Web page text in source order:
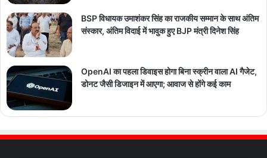
BSP विधायक उमाशंकर सिंह का राजकीय सम्मान के साथ अंतिम
संस्कार, अंतिम विदाई में भावुक हुए BJP मंत्री दिनेश सिंह
OpenAI का पहला डिवाइस होगा बिना स्क्रीन वाला AI गैजेट,
डोनट जैसी डिजाइन में आएगा; आवाज से होंगे कई काम